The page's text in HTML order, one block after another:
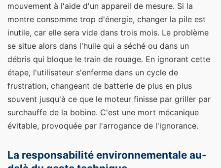
mouvement à l'aide d'un appareil de mesure. Si la
montre consomme trop d'énergie, changer la pile est
inutile, car elle sera vide dans trois mois. Le problème
se situe alors dans l'huile qui a séché ou dans un
débris qui bloque le train de rouage. En ignorant cette
étape, l'utilisateur s'enferme dans un cycle de
frustration, changeant de batterie de plus en plus
souvent jusqu'à ce que le moteur finisse par griller par
surchauffe de la bobine. C'est une mort mécanique
évitable, provoquée par l'arrogance de l'ignorance.
La responsabilité environnementale au-